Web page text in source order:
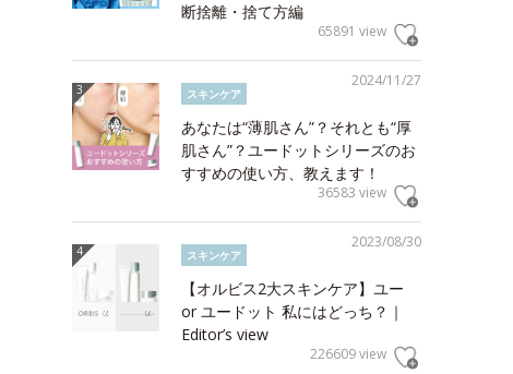
断捨離・捨て方編
65891 view
2024/11/27
スキンケア
あなたは“薄肌さん”？それとも“厚
肌さん”？ユードットシリーズのお
すすめの使い方、教えます！
36583 view
2023/08/30
スキンケア
【オルビス2大スキンケア】ユー
or ユードット 私にはどっち？｜
Editor’s view
226609 view